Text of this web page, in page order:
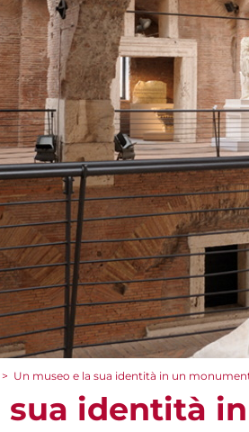
> Un museo e la sua identità in un
sua identità